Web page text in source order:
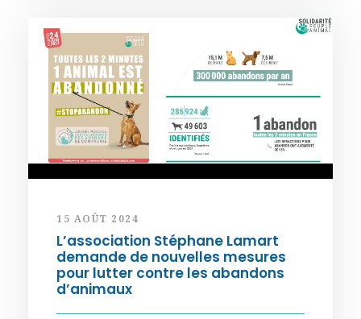
15 AOÛT 2024
L’association Stéphane Lamart
demande de nouvelles mesures
pour lutter contre les abandons
d’animaux